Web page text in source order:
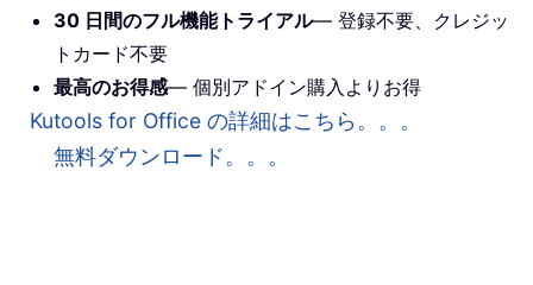
30 日間のフル機能トライアル— 登録不要、クレジッ
トカード不要
最高のお得感— 個別アドイン購入よりお得
Kutools for Office の詳細はこちら。。。
無料ダウンロード。。。